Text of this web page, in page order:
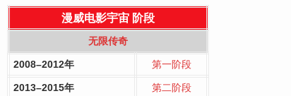
漫威电影宇宙 阶段
无限传奇
2008–2012年 第一阶段
2013–2015年 第二阶段